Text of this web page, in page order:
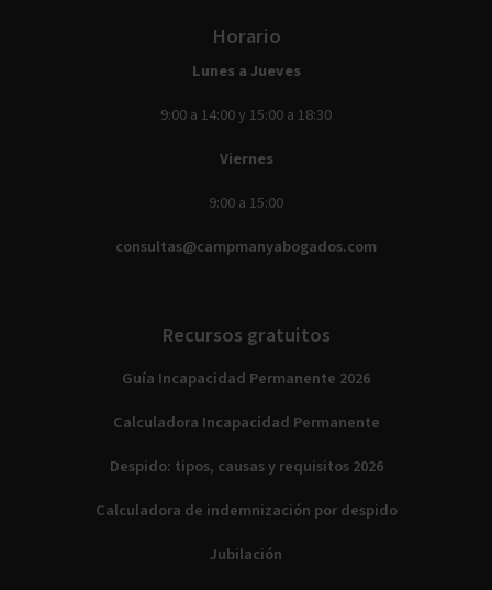
Horario
Lunes a Jueves
9:00 a 14:00 y 15:00 a 18:30
Viernes
9:00 a 15:00
consultas@campmanyabogados.com
Recursos gratuitos
Guía Incapacidad Permanente 2026
Calculadora Incapacidad Permanente
Despido: tipos, causas y requisitos 2026
Calculadora de indemnización por despido
Jubilación